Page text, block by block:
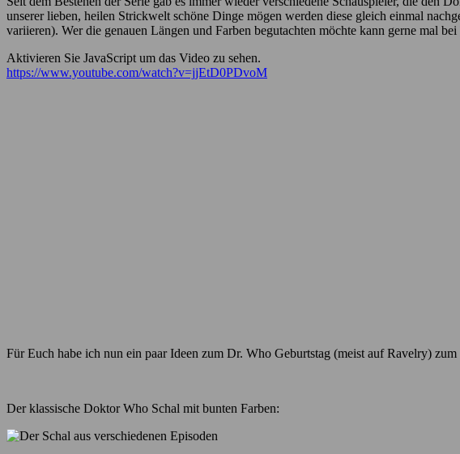
unserer lieben, heilen Strickwelt schöne Dinge mögen werden diese gleich einmal
variieren). Wer die genauen Längen und Farben begutachten möchte kann gerne mal bei
Aktivieren Sie JavaScript um das Video zu sehen.
https://www.youtube.com/watch?v=jjEtD0PDvoM
Für Euch habe ich nun ein paar Ideen zum Dr. Who Geburtstag (meist auf Ravelry)
Der klassische Doktor Who Schal mit bunten Farben: